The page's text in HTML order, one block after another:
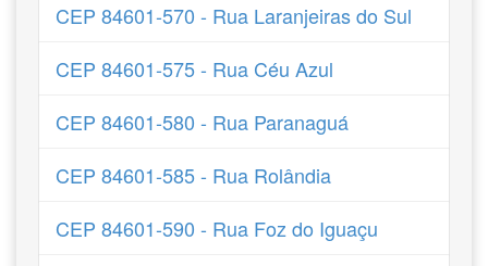
CEP 84601-570 - Rua Laranjeiras do Sul
CEP 84601-575 - Rua Céu Azul
CEP 84601-580 - Rua Paranaguá
CEP 84601-585 - Rua Rolândia
CEP 84601-590 - Rua Foz do Iguaçu